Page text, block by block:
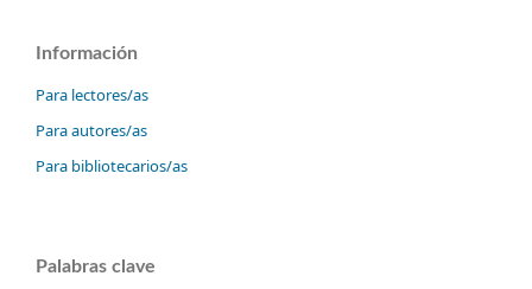
Información
Para lectores/as
Para autores/as
Para bibliotecarios/as
Palabras clave